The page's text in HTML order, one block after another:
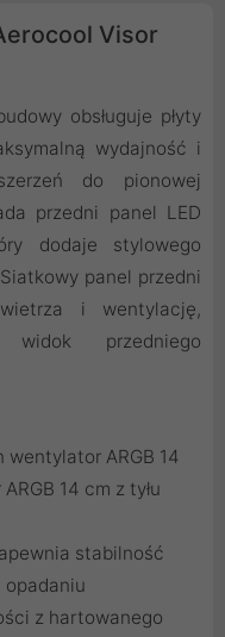
Visor
obsługuje płyty
wydajność i
do pionowej
przedni panel LED
dodaje stylowego
panel przedni
i wentylację,
widok przedniego
ARGB 14
14 cm z tyłu
stabilność
z hartowanego